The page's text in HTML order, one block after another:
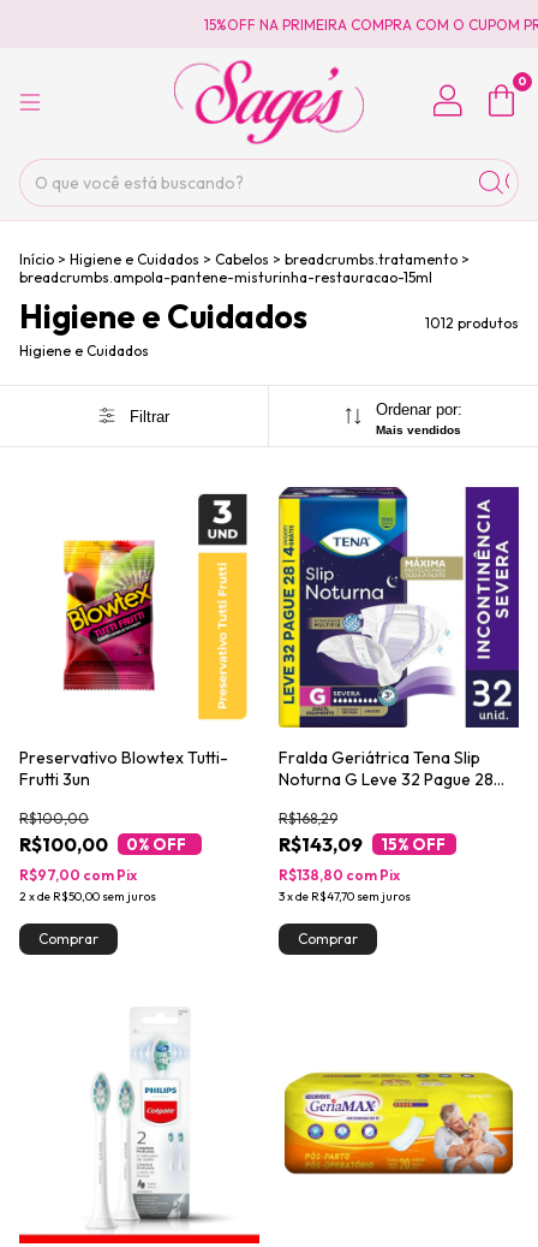
15%OFF NA PRIMEIRA COMPRA COM O CUPOM
0
Início > Higiene e Cuidados > Cabelos > breadcrumbs.tratamento >
breadcrumbs.ampola-pantene-misturinha-restauracao-15ml
Higiene e Cuidados
1012 produtos
Higiene e Cuidados
Filtrar Ordenar por:
Mais vendidos
Preservativo Blowtex Tutti-
Frutti 3un
R$100,00
R$100,00
0% OFF
2xde R$50,00 sem juros
R$97,00 com Pix
Fralda Geriátrica Tena Slip
Noturna G Leve 32 Pague 28
R$143,09
R$168,29
15% OFF
3xde R$47,70 sem juros
R$138,80 com Pix